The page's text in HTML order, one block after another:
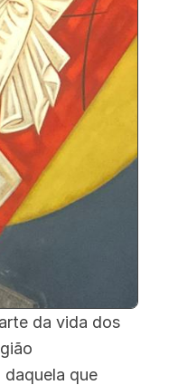
da vida dos
que